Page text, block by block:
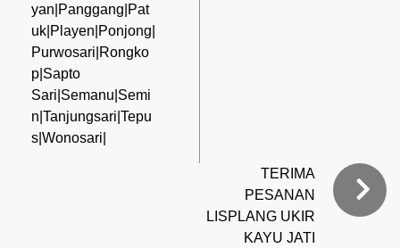
yan|Panggang|Pat
uk|Playen|Ponjong|
Purwosari|Rongko
p|Sapto
Sari|Semanu|Semi
n|Tanjungsari|Tepu
s|Wonosari|
TERIMA
PESANAN
LISPLANG UKIR
KAYU JATI